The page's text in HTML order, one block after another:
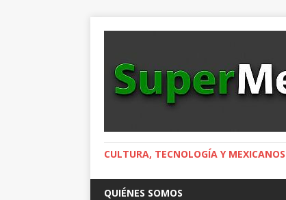
CULTURA, TECNOLOGÍA Y
QUIÉNES SOMOS